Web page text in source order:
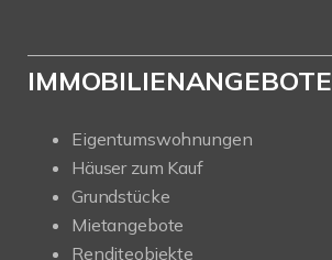
IMMOBILIENANGEBOTE
Eigentumswohnungen
Häuser zum Kauf
Grundstücke
Mietangebote
Renditeobjekte